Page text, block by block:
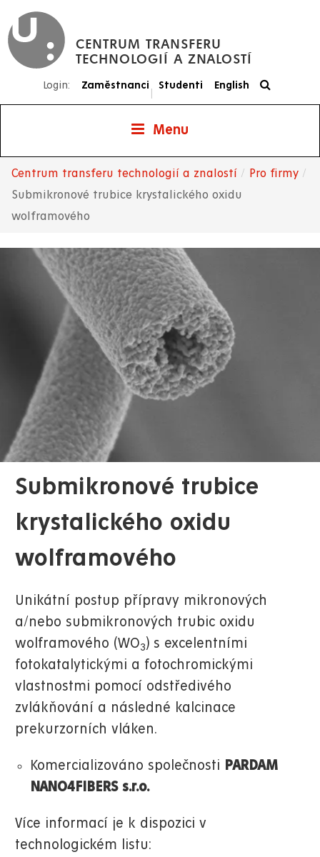
Přejít
hlavnímu
CENTRUM TRANSFERU
TECHNOLOGIÍ A ZNALOSTÍ
Login: Zaměstnanci
|
Studenti English
Menu
Drobečková
navigace
Centrum transferu technologií a znalostí
Pro firmy
Submikronové trubice krystalického oxidu
wolframového
Submikronové trubice
krystalického oxidu
wolframového
Unikátní postup přípravy mikronových
a/nebo submikronových trubic oxidu
wolframového (WO3 ) s excelentními
fotokatalytickými a fotochromickými
vlastnostmi pomocí odstředivého
zvlákňování a následné kalcinace
prekurzorních vláken.
Komercializováno společnosti PARDAM
NANO4FIBERS s.r.o.
Více informací je k dispozici v
technologickém listu: